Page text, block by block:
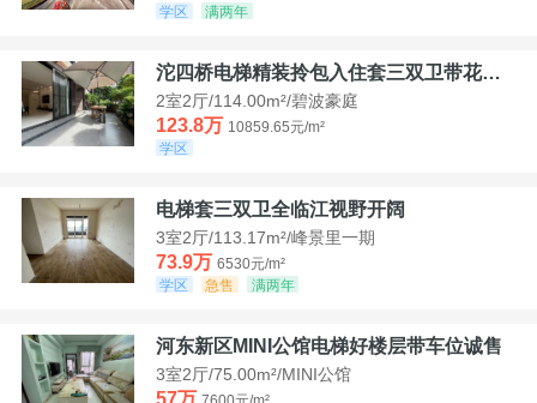
学区
满两年
沱四桥电梯精装拎包入住套三双卫带花园40平米带车位
2室2厅/114.00m²/碧波豪庭
123.8万 10859.65元/m²
学区
电梯套三双卫全临江视野开阔
3室2厅/113.17m²/峰景里一期
73.9万 6530元/m²
学区
急售 满两年
河东新区MINI公馆电梯好楼层带车位诚售
3室2厅/75.00m²/MINI公馆
57万